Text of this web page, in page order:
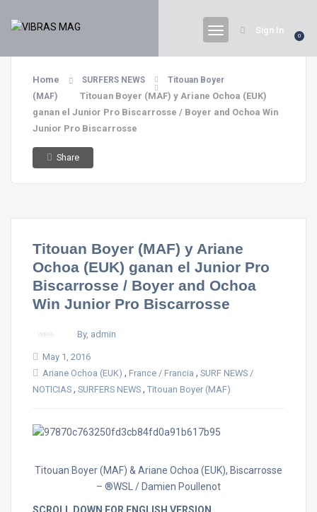
0
Sign In
Home SURFERS NEWS
Titouan Boyer
(MAF)
Titouan Boyer (MAF) y Ariane Ochoa (EUK)
ganan el Junior Pro Biscarrosse / Boyer and Ochoa Win
Junior Pro Biscarrosse
Share
Titouan Boyer (MAF) y Ariane
Ochoa (EUK) ganan el Junior Pro
Biscarrosse / Boyer and Ochoa
Win Junior Pro Biscarrosse
By, admin
May 1, 2016
Ariane Ochoa (EUK) , France / Francia , SURF NEWS /
NOTICIAS , SURFERS NEWS , Titouan Boyer (MAF)
Titouan Boyer (MAF) & Ariane Ochoa (EUK), Biscarrosse
– ®WSL / Damien Poullenot